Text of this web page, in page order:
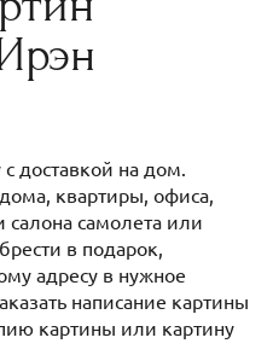
доставкой на дом.
квартиры, офиса,
салона самолета или
в подарок,
адресу в нужное
написание картины
картины или картину